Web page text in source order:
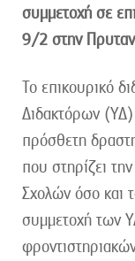
συμμετοχή σε
9/2 στην
Το επικουρικό
Διδακτόρων
πρόσθετη
που στηρίζει
Σχολών όσο και
συμμετοχή των